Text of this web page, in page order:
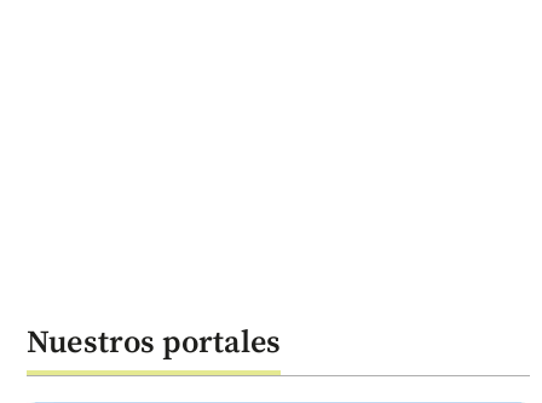
Nuestros portales